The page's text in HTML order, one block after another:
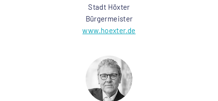
Stadt Höxter
Bürgermeister
www.hoexter.de